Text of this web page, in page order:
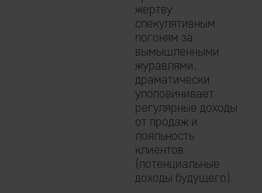
жертву
спекулятивным
погоням за
вымышленными
журавлями,
драматически
уполовинивает
регулярные доходы
от продаж и
лояльность
клиентов
(потенциальные
доходы будущего).